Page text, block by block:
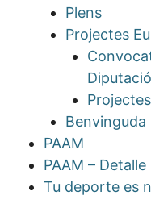
Plens
Projectes
Diputació
Benvinguda
PAAM
PAAM – Detalle
Tu deporte es